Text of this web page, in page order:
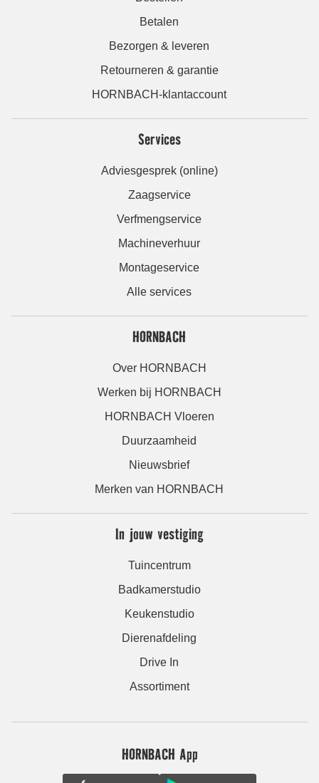
Betalen
Bezorgen & leveren
Retourneren & garantie
HORNBACH-klantaccount
Services
Adviesgesprek (online)
Zaagservice
Verfmengservice
Machineverhuur
Montageservice
Alle services
HORNBACH
Over HORNBACH
Werken bij HORNBACH
HORNBACH Vloeren
Duurzaamheid
Nieuwsbrief
Merken van HORNBACH
In jouw vestiging
Tuincentrum
Badkamerstudio
Keukenstudio
Dierenafdeling
Drive In
Assortiment
HORNBACH App